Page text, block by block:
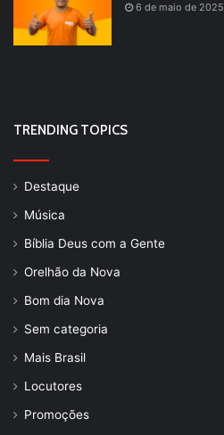
6 de maio de 2025
TRENDING TOPICS
Destaque
Música
Bíblia Deus com a Gente
Orelhão da Nova
Bom dia Nova
Sem categoria
Mais Brasil
Locutores
Promoções